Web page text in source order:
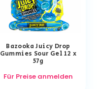
Bazooka Juicy Drop
Gummies Sour Gel 12 x
57g
Für Preise anmelden